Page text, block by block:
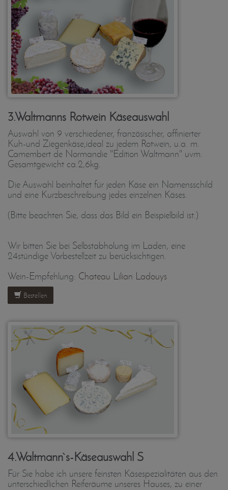
3.Waltmanns Rotwein Käseauswahl
Auswahl von 9 verschiedener, französischer, affinierter
Kuh-und Ziegenkäse,ideal zu jedem Rotwein, u.a. m.
Camembert de Normandie "Edition Waltmann" uvm.
Gesamtgewicht ca.2,6kg.
Die Auswahl beinhaltet für jeden Käse ein Namensschild
und eine Kurzbeschreibung jedes einzelnen Käses.
(Bitte beachten Sie, dass das Bild ein Beispielbild ist.)
Wir bitten Sie bei Selbstabholung im Laden, eine
24stündige Vorbestellzeit zu berücksichtigen.
Wein-Empfehlung: Chateau Lilian Ladouys
Bestellen
4.Waltmann`s-Käseauswahl S
Für Sie habe ich unsere feinsten Käsespezialitäten aus den
unterschiedlichen Reiferäume unseres Hauses, zu einer